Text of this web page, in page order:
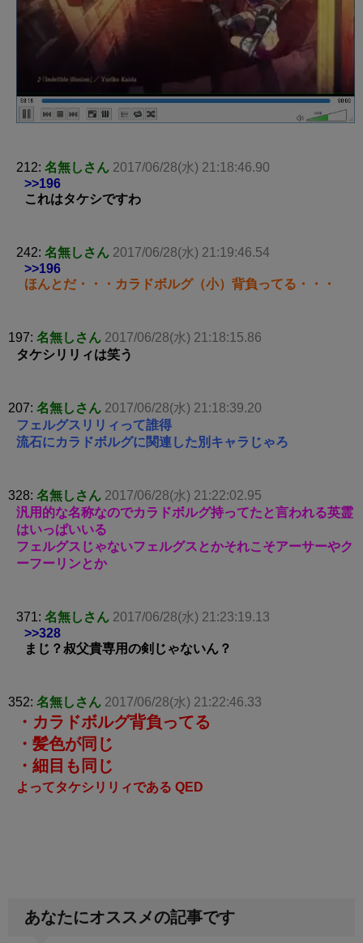
212: 名無しさん 2017/06/28(水) 21:18:46.90
>>196
これはタケシですわ
242: 名無しさん 2017/06/28(水) 21:19:46.54
>>196
ほんとだ・・・カラドボルグ（小）背負ってる・・・
197: 名無しさん 2017/06/28(水) 21:18:15.86
タケシリリィは笑う
207: 名無しさん 2017/06/28(水) 21:18:39.20
フェルグスリリィって誰得
流石にカラドボルグに関連した別キャラじゃろ
328: 名無しさん 2017/06/28(水) 21:22:02.95
汎用的な名称なのでカラドボルグ持ってたと言われる英霊
はいっぱいいる
フェルグスじゃないフェルグスとかそれこそアーサーやク
ーフーリンとか
371: 名無しさん 2017/06/28(水) 21:23:19.13
>>328
まじ？叔父貴専用の剣じゃないん？
352: 名無しさん 2017/06/28(水) 21:22:46.33
・カラドボルグ背負ってる
・髪色が同じ
・細目も同じ
よってタケシリリィである QED
あなたにオススメの記事です